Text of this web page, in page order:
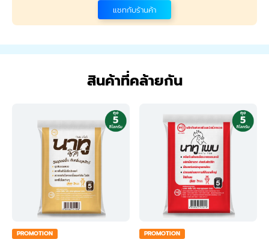
แชทกับร้านค้า
สินค้าที่คล้ายกัน
PROMOTION PROMOTION